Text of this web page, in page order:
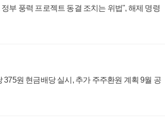
부 풍력 프로젝트 동결 조치는 위법", 해제 명령
375원 현금배당 실시, 추가 주주환원 계획 9월 공